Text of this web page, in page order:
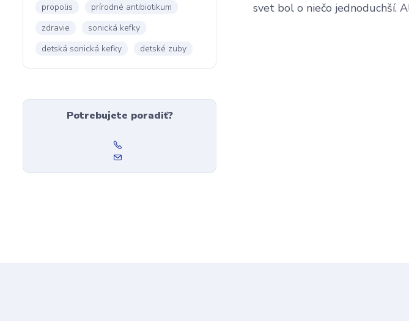
propolis
prírodné antibiotikum
zdravie
sonická kefky
detská sonická kefky
detské zuby
Potrebujete poradiť?
svet bol o niečo jednoduchší.